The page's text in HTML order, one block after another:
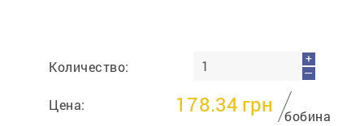
Количество:
+
—
Цена: 178.34 грн
бобина